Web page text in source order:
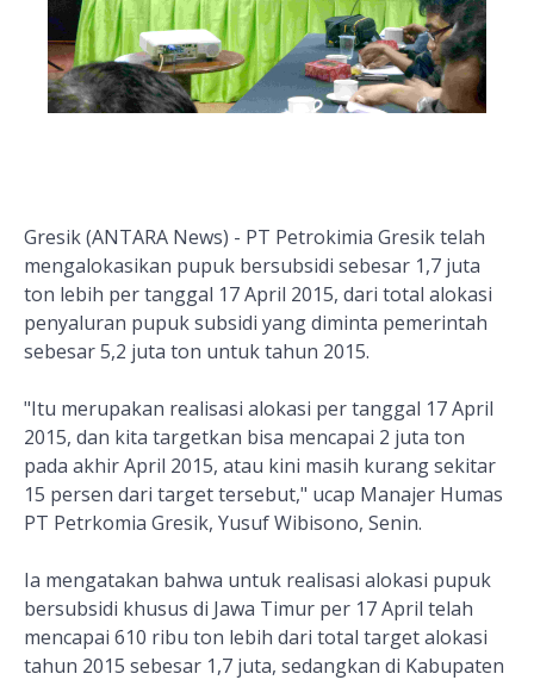
Gresik (ANTARA News) - PT Petrokimia Gresik telah
mengalokasikan pupuk bersubsidi sebesar 1,7 juta
ton lebih per tanggal 17 April 2015, dari total alokasi
penyaluran pupuk subsidi yang diminta pemerintah
sebesar 5,2 juta ton untuk tahun 2015.
"Itu merupakan realisasi alokasi per tanggal 17 April
2015, dan kita targetkan bisa mencapai 2 juta ton
pada akhir April 2015, atau kini masih kurang sekitar
15 persen dari target tersebut," ucap Manajer Humas
PT Petrkomia Gresik, Yusuf Wibisono, Senin.
Ia mengatakan bahwa untuk realisasi alokasi pupuk
bersubsidi khusus di Jawa Timur per 17 April telah
mencapai 610 ribu ton lebih dari total target alokasi
tahun 2015 sebesar 1,7 juta, sedangkan di Kabupaten